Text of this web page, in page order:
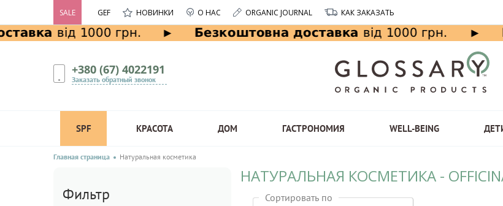
SALE GEF НОВИНКИ О НАС ORGANIC JOURNAL КАК ЗАКАЗАТЬ
+380 (67) 4022191
Заказать обратный звонок
SPF КРАСОТА ДОМ ГАСТРОНОМИЯ WELL-BEING
Главная страница Натуральная косметика
Фильтр
НАТУРАЛЬНАЯ КОСМЕТИКА -
Сортировать по